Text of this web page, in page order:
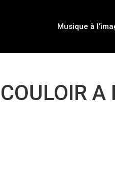
Musique à
A